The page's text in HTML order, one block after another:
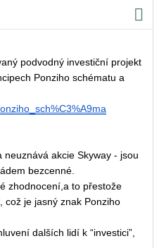
podvodný investiční projekt
Ponziho schématu a
neuznává akcie Skyway - jsou
bezcenné.
zhodnocení,a to přestože
což je jasný znak Ponziho
dalších lidí k “investici”,